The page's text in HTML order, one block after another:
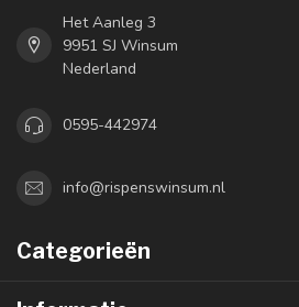
Het Aanleg 3
9951 SJ Winsum
Nederland
0595-442974
info@rispenswinsum.nl
Categorieën